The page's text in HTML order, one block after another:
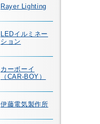
Rayer Lighting
LEDイルミネー
ション
カーボーイ
（CAR-BOY）
伊藤電気製作所